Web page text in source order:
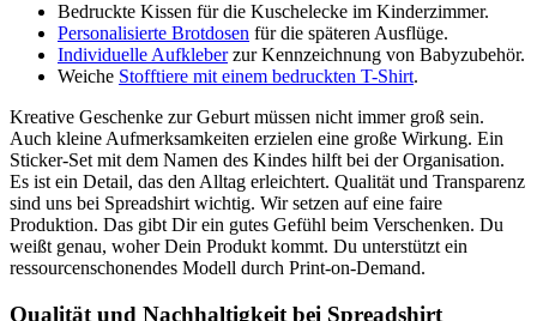
Bedruckte Kissen für die Kuschelecke im Kinderzimmer.
Personalisierte Brotdosen für die späteren Ausflüge.
Individuelle Aufkleberzur Kennzeichnung von Babyzubehör.
Weiche Stofftiere mit einem bedruckten T-Shirt.
Kreative Geschenke zur Geburt müssen nicht immer groß sein.
Auch kleine Aufmerksamkeiten erzielen eine große Wirkung. Ein
Sticker-Set mit dem Namen des Kindes hilft bei der Organisation.
Es ist ein Detail, das den Alltag erleichtert. Qualität und Transparenz
sind uns bei Spreadshirt wichtig. Wir setzen auf eine faire
Produktion. Das gibt Dir ein gutes Gefühl beim Verschenken. Du
weißt genau, woher Dein Produkt kommt. Du unterstützt ein
ressourcenschonendes Modell durch Print-on-Demand.
Qualität und Nachhaltigkeit bei Spreadshirt